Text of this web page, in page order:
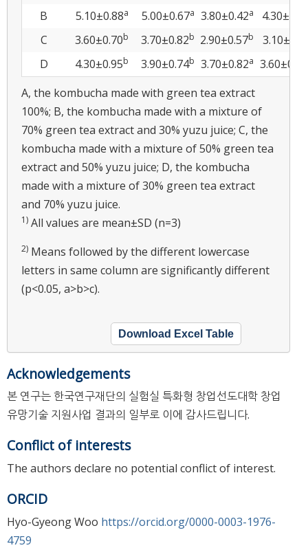
B 5.10±0.88a 5.00±0.67a 3.80±0.42a
C
3.60±0.70b 3.70±0.82b 2.90±0.57b
D
4.30±0.95b 3.90±0.74b 3.70±0.82a 3.60±0.70
A, the kombucha made with green tea extract
100%; B, the kombucha made with a mixture of
70% green tea extract and 30% yuzu juice; C, the
kombucha made with a mixture of 50% green tea
extract and 50% yuzu juice; D, the kombucha
made with a mixture of 30% green tea extract
and 70% yuzu juice.
1) All values are mean±SD (n=3)
2) Means followed by the different lowercase
letters in same column are significantly different
(p<0.05, a>b>c).
Download Excel Table
Acknowledgements
본 연구는 한국연구재단의 실험실 특화형 창업선도대학 창업
유망기술 지원사업 결과의 일부로 이에 감사드립니다.
Conflict of interests
The authors declare no potential conflict of interest.
ORCID
Hyo-Gyeong Woo https://orcid.org/0000-0003-1976-
4759